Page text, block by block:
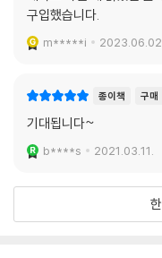
전 이후 라틴 아메리카에서
가브리엘 가르시아 마르케
한 문학관을 지니고 있으면
계 문학의 굳건한 반열에 올
이러한 '붐' 소설가 가운데에
가르시아 마르케스다. <백
학상을 수상하여 국제적인
구입했습니다.
m*****i
종이책 구매
기대됩니다~
b****s 2021.03.11.